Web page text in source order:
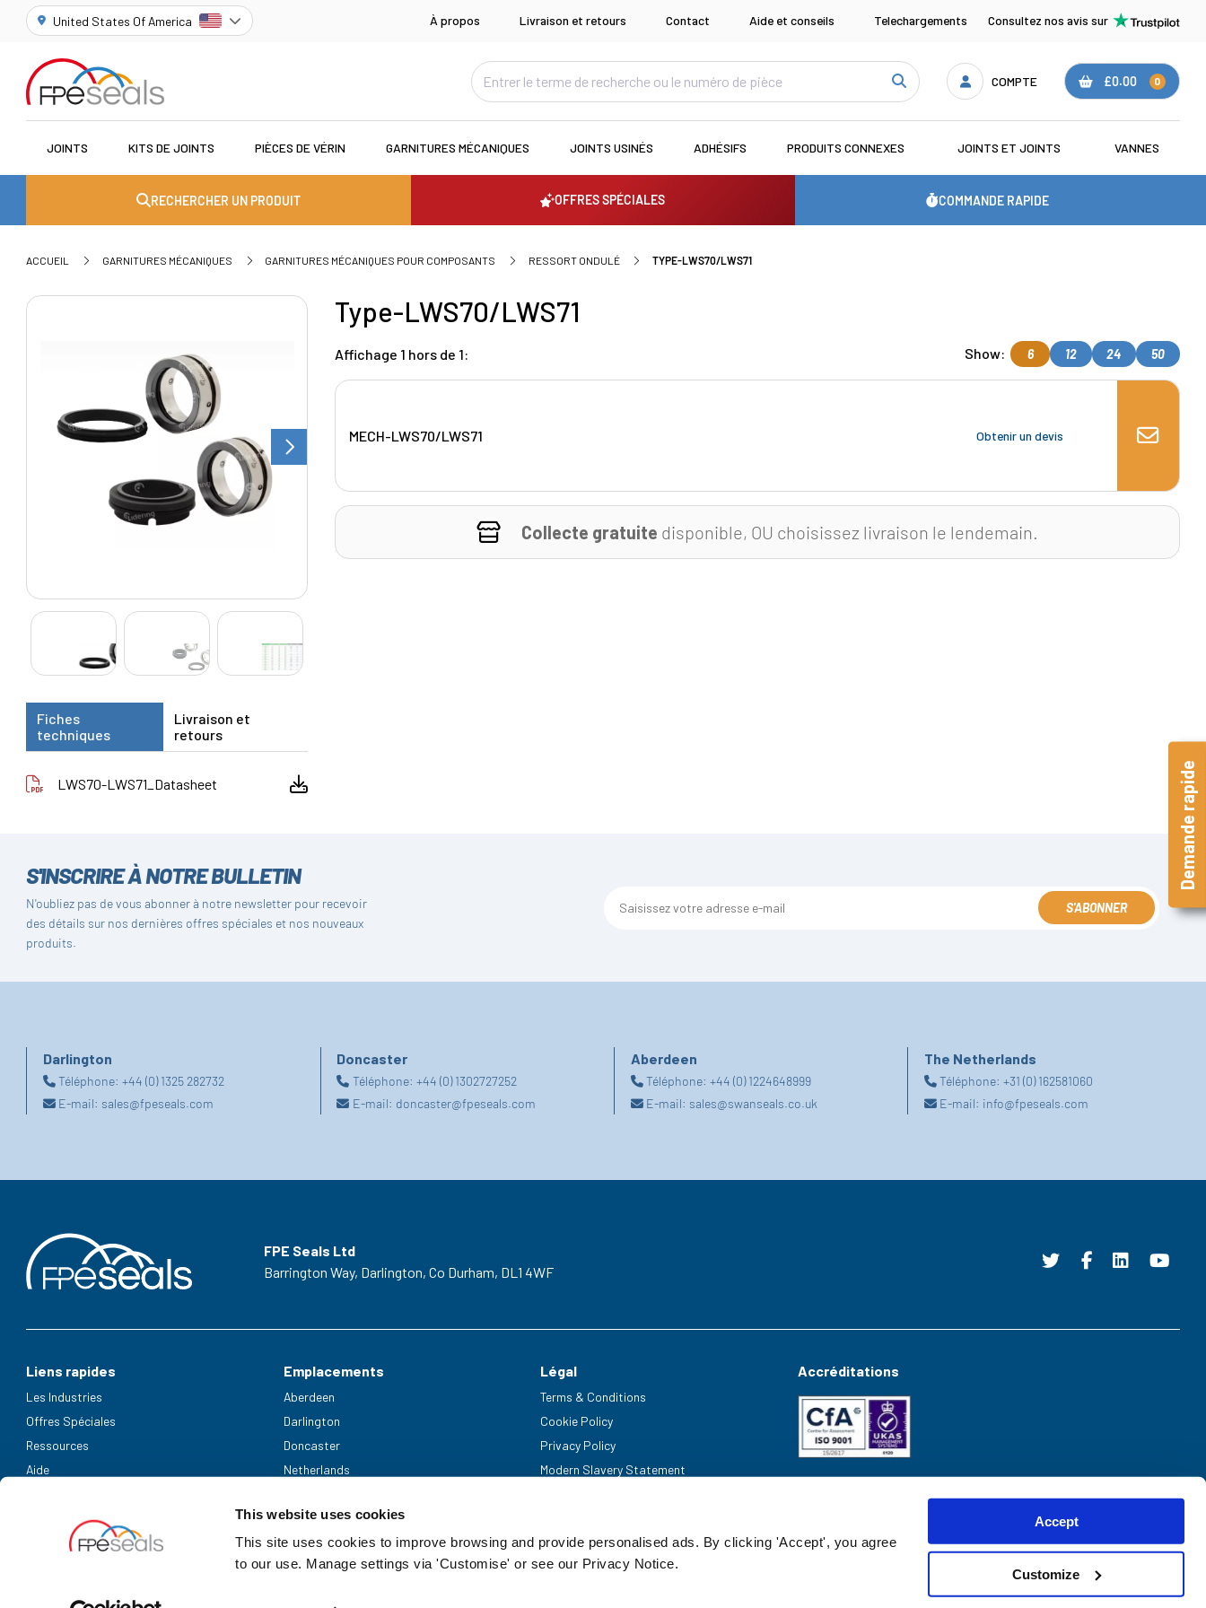
This website uses cookies
This site uses cookies to improve browsing and provide personalised ads. By clicking 'Accept', you agree
to our use. Manage settings via 'Customise' or see our Privacy Notice.
Accept
Customize
United States Of America À propos Livraison et retours Contact Aide et conseils Telechargements Consultez nos avis sur
COMPTE £0.00 0
JOINTS KITS DE JOINTS PIÈCES DE VÉRIN GARNITURES MÉCANIQUES JOINTS USINÉS ADHÉSIFS PRODUITS CONNEXES JOINTS ET JOINTS VANNES
RECHERCHER UN PRODUIT OFFRES SPÉCIALES COMMANDE RAPIDE
ACCUEIL GARNITURES MÉCANIQUES GARNITURES MÉCANIQUES POUR COMPOSANTS RESSORT ONDULÉ TYPE-LWS70/LWS71
Type-LWS70/LWS71
Fiches
techniques
Livraison et
retours
LWS70-LWS71_Datasheet
Affichage 1 hors de 1: Show: 6 12 24 50
MECH-LWS70/LWS71 Obtenir un devis
Collecte gratuite disponible, OU choisissez livraison le lendemain.
S'INSCRIRE À NOTRE BULLETIN
N'oubliez pas de vous abonner à notre newsletter pour recevoir
des détails sur nos dernières offres spéciales et nos nouveaux
produits.
S'ABONNER
Darlington
Téléphone:+44 (0) 1325 282732
E-mail: sales@fpeseals.com
Doncaster
Téléphone: +44 (0) 1302727252
E-mail: doncaster@fpeseals.com
Aberdeen
Téléphone: +44 (0) 1224648999
E-mail: sales@swanseals.co.uk
The Netherlands
Téléphone:+31 (0) 162581060
E-mail: info@fpeseals.com
FPE Seals Ltd
Barrington Way, Darlington, Co Durham, DL1 4WF
Liens rapides
Les Industries
Offres Spéciales
Ressources
Aide
Emplacements
Aberdeen
Darlington
Doncaster
Netherlands
Légal
Terms & Conditions
Cookie Policy
Privacy Policy
Modern Slavery Statement
Accréditations
Demande rapide